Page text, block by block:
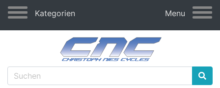
Kategorien Menu